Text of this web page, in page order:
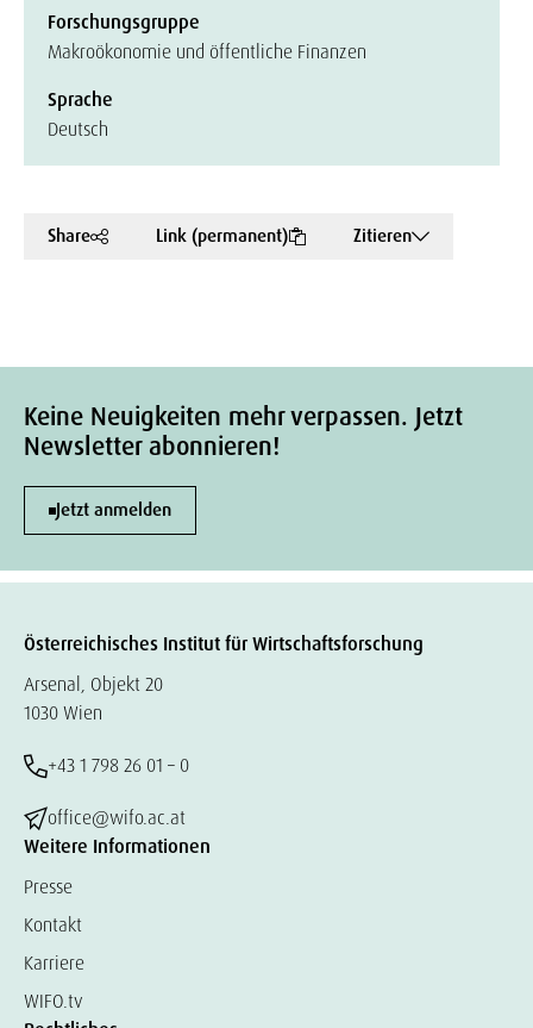
Forschungsgruppe
Makroökonomie und öffentliche Finanzen
Sprache
Deutsch
Share Link (permanent) Zitieren
Keine Neuigkeiten mehr verpassen. Jetzt
Newsletter abonnieren!
Jetzt anmelden
Österreichisches Institut für Wirtschaftsforschung
Arsenal, Objekt 20
1030 Wien
+43 1 798 26 01 – 0
office@wifo.ac.at
Weitere Informationen
Presse
Kontakt
Karriere
WIFO.tv